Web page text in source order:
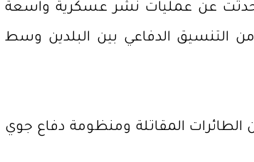
تحدثت عن عمليات نشر عسكرية واسعة
الدفاعي بين البلدين وسط
نشرت نحو 8 آلاف جندي إلى جانب سرب من الطائرات المقاتلة ومنظومة دفاع جوي